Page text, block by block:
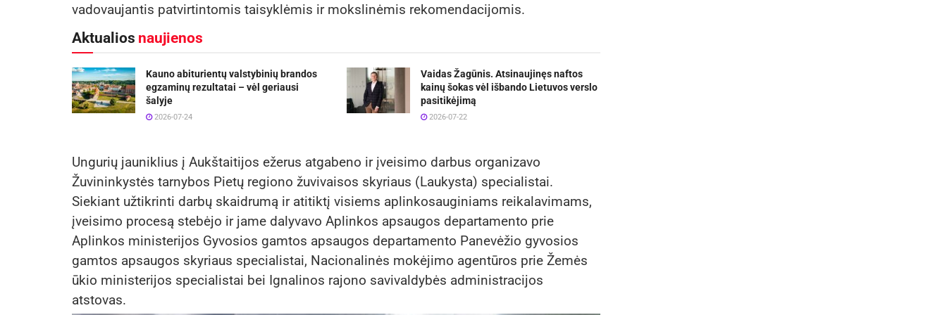
vadovaujantis patvirtintomis taisyklėmis ir mokslinėmis rekomendacijomis.
Aktualios naujienos
Kauno abiturientų valstybinių brandos
egzaminų rezultatai – vėl geriausi
šalyje
2026-07-24
Vaidas Žagūnis. Atsinaujinęs naftos
kainų šokas vėl išbando Lietuvos verslo
pasitikėjimą
2026-07-22
Ungurių jauniklius į Aukštaitijos ežerus atgabeno ir įveisimo darbus organizavo
Žuvininkystės tarnybos Pietų regiono žuvivaisos skyriaus (Laukysta) specialistai.
Siekiant užtikrinti darbų skaidrumą ir atitiktį visiems aplinkosauginiams reikalavimams,
įveisimo procesą stebėjo ir jame dalyvavo Aplinkos apsaugos departamento prie
Aplinkos ministerijos Gyvosios gamtos apsaugos departamento Panevėžio gyvosios
gamtos apsaugos skyriaus specialistai, Nacionalinės mokėjimo agentūros prie Žemės
ūkio ministerijos specialistai bei Ignalinos rajono savivaldybės administracijos
atstovas.